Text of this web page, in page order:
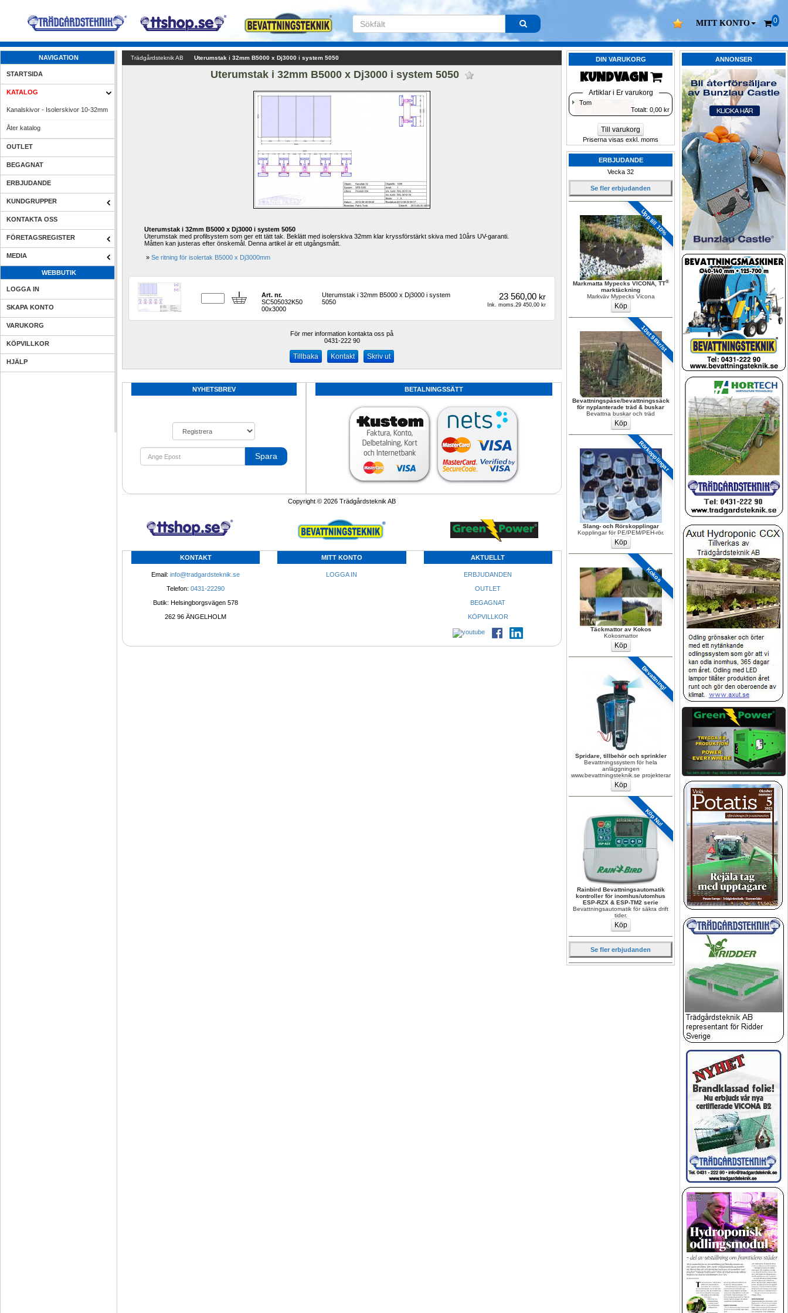
MITT KONTO 0
NAVIGATION
STARTSIDA
KATALOG
Kanalskivor - Isolerskivor 10-32mm
Åter katalog
OUTLET
BEGAGNAT
ERBJUDANDE
KUNDGRUPPER
KONTAKTA OSS
FÖRETAGSREGISTER
MEDIA
WEBBUTIK
LOGGA IN
SKAPA KONTO
VARUKORG
KÖPVILLKOR
HJÄLP
ANNONSER
DIN VARUKORG
KUNDVAGN
Artiklar i Er varukorg
Tom
Totalt: 0,00 kr
Till varukorg
Priserna visas exkl. moms
ERBJUDANDE
Vecka 32
Se fler erbjudanden
Upp till 10%
Markmatta Mypecks VICONA, TT®
marktäckning
Markväv Mypecks Vicona
10st 98kr/st
Bevattningspåse/bevattningssäck
för nyplanterade träd & buskar
Bevattna buskar och träd
Rörkopplingar
Slang- och Rörskopplingar
Kopplingar för PE/PEM/PEH-rör.
Kokos
Täckmattor av Kokos
Kokosmattor
Bevattning!
Spridare, tillbehör och sprinkler
Bevattningssystem för hela
anläggningen
www.bevattningsteknik.se projekterar
Köp Nu!
Rainbird Bevattningsautomatik
kontroller för inomhus/utomhus
ESP-RZX & ESP-TM2 serie
Bevattningsautomatik för säkra drift
tider.
Se fler erbjudanden
Trädgårdsteknik AB Uterumstak i 32mm B5000 x Dj3000 i system 5050
Uterumstak i 32mm B5000 x Dj3000 i system 5050
Uterumstak i 32mm B5000 x Dj3000 i system 5050
Uterumstak med profilsystem som ger ett tätt tak. Beklätt med isolerskiva 32mm klar kryssförstärkt skiva med 10års UV-garanti.
Måtten kan justeras efter önskemål. Denna artikel är ett utgångsmått.
» Se ritning för isolertak B5000 x Dj3000mm
Art. nr.
SC505032K50
00x3000
Uterumstak i 32mm B5000 x Dj3000 i system
5050
23 560,00kr
Ink. moms.29 450,00 kr
För mer information kontakta oss på
0431-222 90
Kontakt Skriv ut
NYHETSBREV
Spara
BETALNINGSSÄTT
Copyright © 2026 Trädgårdsteknik AB
KONTAKT
Email: info@tradgardsteknik.se
Telefon: 0431-22290
Butik: Helsingborgsvägen 578
262 96 ÄNGELHOLM
MITT KONTO
LOGGA IN
AKTUELLT
ERBJUDANDEN
OUTLET
BEGAGNAT
KÖPVILLKOR